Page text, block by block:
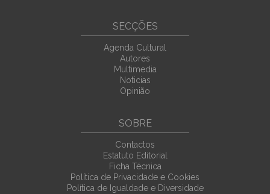
SECÇÕES
Agenda Cultural
Autores
Multimedia
Noticias
Opinião
SOBRE
Contactos
Estatuto Editorial
Ficha Técnica
Política de Privacidade e Cookies
Política de Igualdade e Diversidade